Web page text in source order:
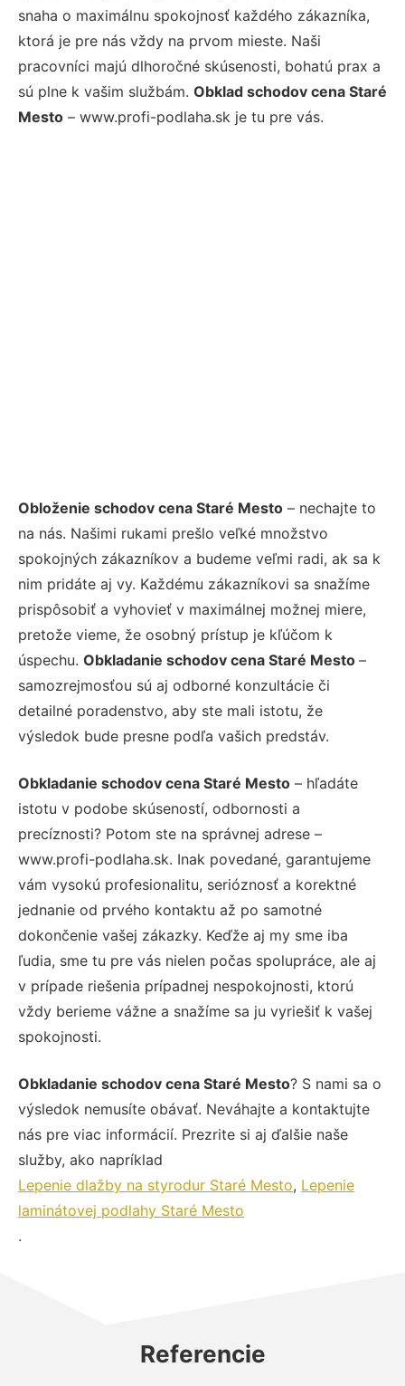
snaha o maximálnu spokojnosť každého zákazníka,
ktorá je pre nás vždy na prvom mieste. Naši
pracovníci majú dlhoročné skúsenosti, bohatú prax a
sú plne k vašim službám. Obklad schodov cena Staré
Mesto – www.profi-podlaha.sk je tu pre vás.
Obloženie schodov cena Staré Mesto – nechajte to
na nás. Našimi rukami prešlo veľké množstvo
spokojných zákazníkov a budeme veľmi radi, ak sa k
nim pridáte aj vy. Každému zákazníkovi sa snažíme
prispôsobiť a vyhovieť v maximálnej možnej miere,
pretože vieme, že osobný prístup je kľúčom k
úspechu. Obkladanie schodov cena Staré Mesto –
samozrejmosťou sú aj odborné konzultácie či
detailné poradenstvo, aby ste mali istotu, že
výsledok bude presne podľa vašich predstáv.
Obkladanie schodov cena Staré Mesto – hľadáte
istotu v podobe skúseností, odbornosti a
precíznosti? Potom ste na správnej adrese –
www.profi-podlaha.sk. Inak povedané, garantujeme
vám vysokú profesionalitu, serióznosť a korektné
jednanie od prvého kontaktu až po samotné
dokončenie vašej zákazky. Keďže aj my sme iba
ľudia, sme tu pre vás nielen počas spolupráce, ale aj
v prípade riešenia prípadnej nespokojnosti, ktorú
vždy berieme vážne a snažíme sa ju vyriešiť k vašej
spokojnosti.
Obkladanie schodov cena Staré Mesto? S nami sa o
výsledok nemusíte obávať. Neváhajte a kontaktujte
nás pre viac informácií. Prezrite si aj ďalšie naše
služby, ako napríklad
Lepenie dlažby na styrodur Staré Mesto, Lepenie
laminátovej podlahy Staré Mesto
.
Referencie